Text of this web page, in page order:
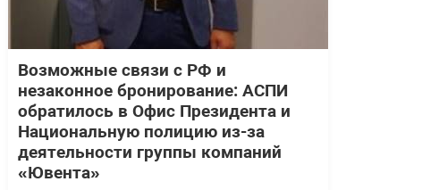
Возможные связи с РФ и
незаконное бронирование: АСПИ
обратилось в Офис Президента и
Национальную полицию из-за
деятельности группы компаний
«Ювента»